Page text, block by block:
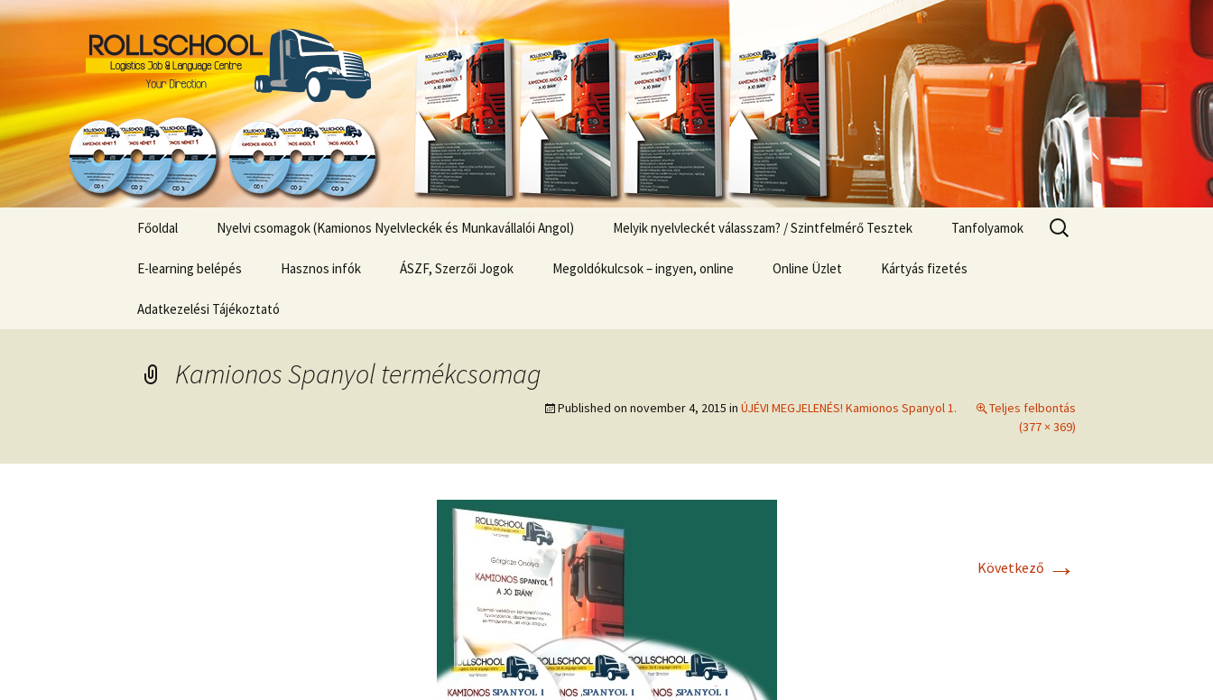
Kamionos Nyelvleckék
Kamionos Szakmai Nyelvleckék
Ugrás
tartalomhoz
Főoldal Nyelvi csomagok (Kamionos Nyelvleckék és Munkavállalói Angol) Melyik nyelvleckét válasszam? / Szintfelmérő Tesztek Tanfolyamok
E-learning belépés Hasznos infók ÁSZF, Szerzői Jogok Megoldókulcsok – ingyen, online Online Üzlet Kártyás fizetés
Adatkezelési Tájékoztató
Keresés:
Kamionos Spanyol termékcsomag
Published on november 4, 2015 in ÚJÉVI MEGJELENÉS! Kamionos Spanyol 1.
Teljes felbontás
(377 × 369)
Következő →